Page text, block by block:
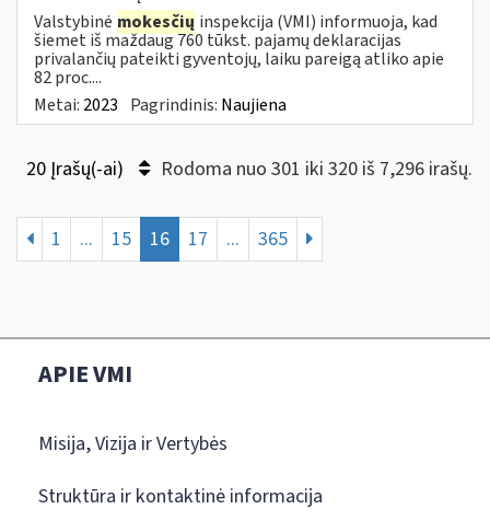
Valstybinė mokesčių inspekcija (VMI) informuoja, kad
šiemet iš maždaug 760 tūkst. pajamų deklaracijas
privalančių pateikti gyventojų, laiku pareigą atliko apie
82 proc....
Metai: 2023 Pagrindinis: Naujiena
20 Įrašų(-ai) Rodoma nuo 301 iki 320 iš 7,296 irašų.
1 ... 15 16 17 ... 365
APIE VMI
Misija, Vizija ir Vertybės
Struktūra ir kontaktinė informacija